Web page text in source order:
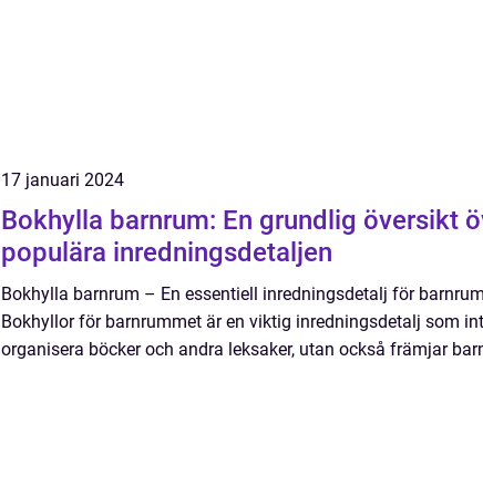
17 januari 2024
Bokhylla barnrum: En grundlig översikt
populära inredningsdetaljen
Bokhylla barnrum – En essentiell inredningsdetalj för
Bokhyllor för barnrummet är en viktig inredningsdetalj som
organisera böcker och andra leksaker, utan också främjar